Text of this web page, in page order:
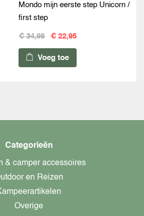
Mondo mijn eerste step Unicorn /
first step
€ 34,95 € 22,95
Voeg toe
Categorieën
& camper accessoires
en Reizen
Overige